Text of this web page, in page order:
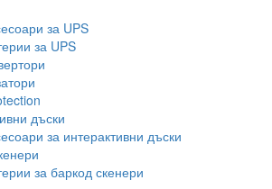
за UPS
за UPS
дъски
за интерактивни дъски
за баркод скенери